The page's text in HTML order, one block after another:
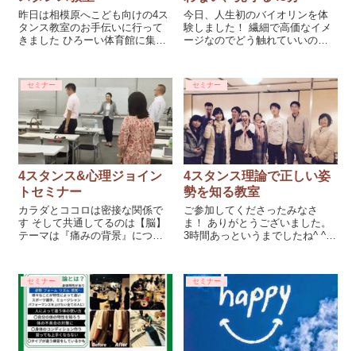
昨日は相模原へこども向けの4ス
タンス教室のお手伝いに行って
きました ひろーい体育館に集ま
に通っている子どもたち ひゃ、
100人ほど！ ここに3歳から通っ
て体操していたという 講師のエ
今日、人生初のバイオリンを体
験しました！ 繊細で高価なイメ
ージなのでどう触れていいのか
①弦の真...
セミナー
4スタンス&心理ジョイン
トセミナー
カラダとココロは密接な関係で
す そして共通してるのは【脳】
テーマは『痛みの背景』につい
結果筋肉をゆるめます 忙しくて
頭パンパンーなときはカラ
セミナー
4スタンス理論で正しい姿
勢を知る教室
ご参加してくださったみなさ
ま！ ありがとうございました。
3時間あっというまでしたね^ ^
いすごい！！ など嬉しい感想を
いただきました。 4スタンスのタ
イプの前に、正しく立つことの
セミナー セミナー